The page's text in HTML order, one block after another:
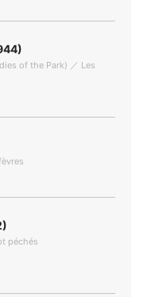
of the Park) ／ Les
péchés